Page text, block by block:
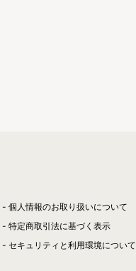
個人情報のお取り扱いについて
特定商取引法に基づく表示
セキュリティと利用環境について